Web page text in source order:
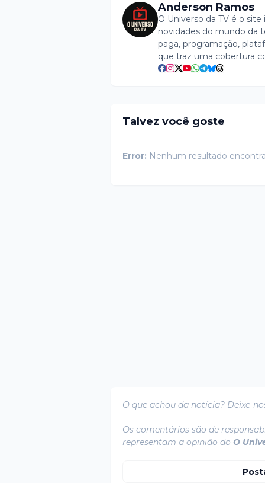
Anderson Ramos
O Universo da TV é o
novidades do mundo da
paga, programação,
que traz uma cobertura
Talvez você goste
Error: Nenhum resultado
O que achou da notícia? Deixe-
Os comentários são de
representam a opinião do O